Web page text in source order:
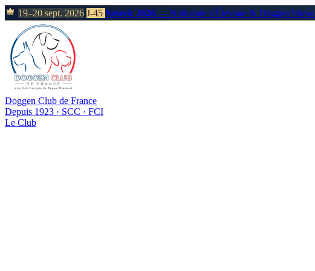
19–20 sept. 2026 J-45 Neuvic 2026 — Nationale d'Élevage & Doggen Show
Doggen Club de France
Depuis 1923 · SCC · FCI
Le Club